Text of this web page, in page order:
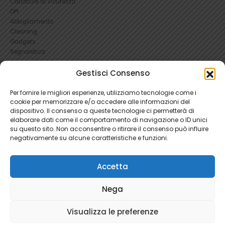
Gestisci Consenso
Per fornire le migliori esperienze, utilizziamo tecnologie come i
cookie per memorizzare e/o accedere alle informazioni del
dispositivo. Il consenso a queste tecnologie ci permetterà di
elaborare dati come il comportamento di navigazione o ID unici
su questo sito. Non acconsentire o ritirare il consenso può influire
negativamente su alcune caratteristiche e funzioni.
Accetta
Nega
Visualizza le preferenze
DPI
Abbigliamento
Cleaning
Gadgets
Segnaletica
RICHIEDI UN RESO
Condizioni e Resi
FAQ Antinfortunistica
Richiesta Reso
CookieePrivacy